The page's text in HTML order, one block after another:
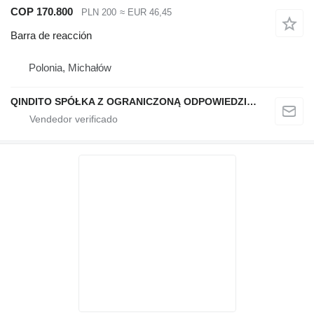
COP 170.800
PLN 200 ≈ EUR 46,45
Barra de reacción
Polonia, Michałów
QINDITO SPÓŁKA Z OGRANICZONĄ ODPOWIEDZIALNOŚCIĄ